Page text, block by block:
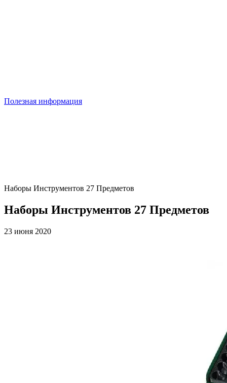
Полезная информация
Наборы Инструментов 27 Предметов
Наборы Инструментов 27 Предметов
23 июня 2020